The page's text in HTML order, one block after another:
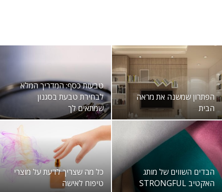
הפתרון שמשנה את מראה
הבית
טבעות כסף: המדריך המלא
לבחירת טבעת בסגנון
שמתאים לך
הבדים השווים של מותג
האקטיב STRONGFUL
כל מה שצריך לדעת על מוצרי
טיפוח לאישה